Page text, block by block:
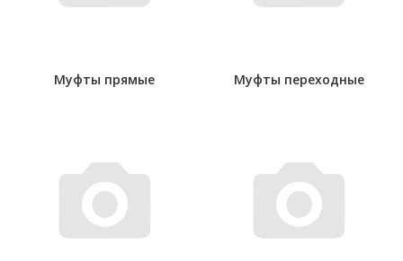
Муфты прямые Муфты переходные